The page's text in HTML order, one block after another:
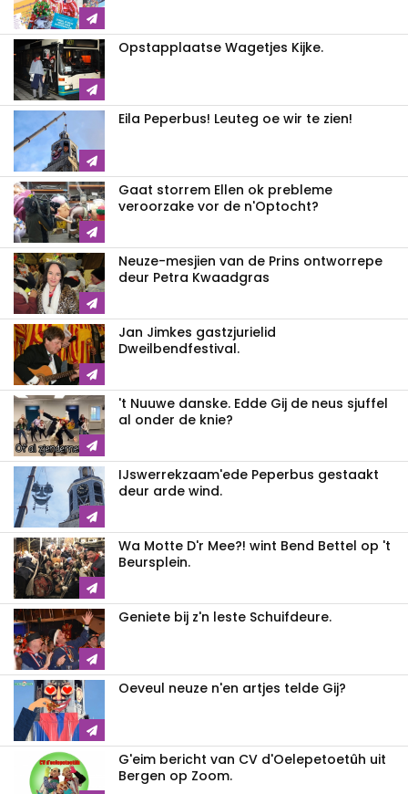
Opstapplaatse Wagetjes Kijke.
Eila Peperbus! Leuteg oe wir te zien!
Gaat storrem Ellen ok prebleme
veroorzake vor de n'Optocht?
Neuze-mesjien van de Prins ontworrepe
deur Petra Kwaadgras
Jan Jimkes gastzjurielid
Dweilbendfestival.
't Nuuwe danske. Edde Gij de neus sjuffel
al onder de knie?
IJswerrekzaam'ede Peperbus gestaakt
deur arde wind.
Wa Motte D'r Mee?! wint Bend Bettel op 't
Beursplein.
Geniete bij z'n leste Schuifdeure.
Oeveul neuze n'en artjes telde Gij?
G'eim bericht van CV d'Oelepetoetûh uit
Bergen op Zoom.